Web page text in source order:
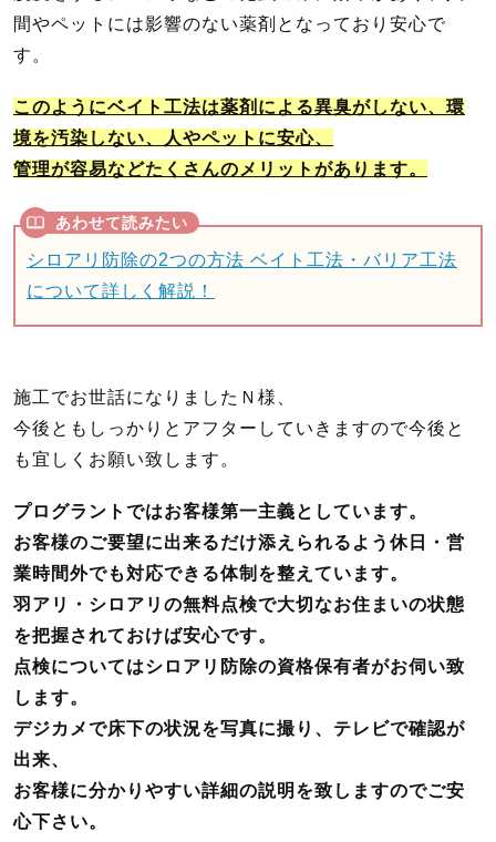
間やペットには影響のない薬剤となっており安心で
す。
このようにベイト工法は薬剤による異臭がしない、環
境を汚染しない、人やペットに安心、
管理が容易などたくさんのメリットがあります。
シロアリ防除の2つの方法 ベイト工法・バリア工法
について詳しく解説！
施工でお世話になりましたＮ様、
今後ともしっかりとアフターしていきますので今後と
も宜しくお願い致します。
プログラントではお客様第一主義としています。
お客様のご要望に出来るだけ添えられるよう休日・営
業時間外でも対応できる体制を整えています。
羽アリ・シロアリの無料点検で大切なお住まいの状態
を把握されておけば安心です。
点検についてはシロアリ防除の資格保有者がお伺い致
します。
デジカメで床下の状況を写真に撮り、テレビで確認が
出来、
お客様に分かりやすい詳細の説明を致しますのでご安
心下さい。